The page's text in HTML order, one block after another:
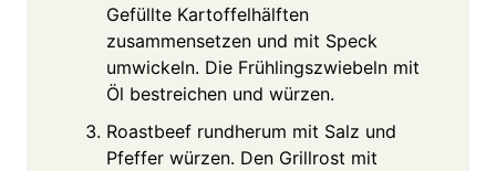
Gefüllte Kartoffelhälften
zusammensetzen und mit Speck
umwickeln. Die Frühlingszwiebeln mit
Öl bestreichen und würzen.
Roastbeef rundherum mit Salz und
Pfeffer würzen. Den Grillrost mit